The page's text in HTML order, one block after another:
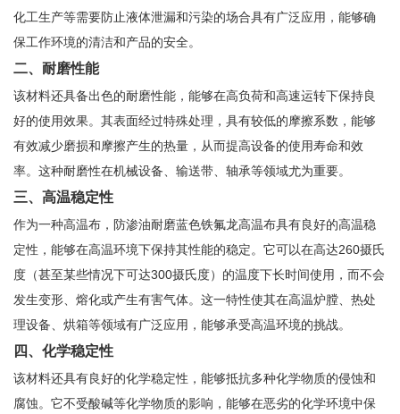
化工生产等需要防止液体泄漏和污染的场合具有广泛应用，能够确
保工作环境的清洁和产品的安全。
二、耐磨性能
该材料还具备出色的耐磨性能，能够在高负荷和高速运转下保持良
好的使用效果。其表面经过特殊处理，具有较低的摩擦系数，能够
有效减少磨损和摩擦产生的热量，从而提高设备的使用寿命和效
率。这种耐磨性在机械设备、输送带、轴承等领域尤为重要。
三、高温稳定性
作为一种高温布，防渗油耐磨蓝色铁氟龙高温布具有良好的高温稳
定性，能够在高温环境下保持其性能的稳定。它可以在高达260摄氏
度（甚至某些情况下可达300摄氏度）的温度下长时间使用，而不会
发生变形、熔化或产生有害气体。这一特性使其在高温炉膛、热处
理设备、烘箱等领域有广泛应用，能够承受高温环境的挑战。
四、化学稳定性
该材料还具有良好的化学稳定性，能够抵抗多种化学物质的侵蚀和
腐蚀。它不受酸碱等化学物质的影响，能够在恶劣的化学环境中保